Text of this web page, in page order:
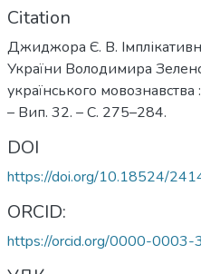
Citation
Джиджора Є. В.
України Володимира
українського
– Вип. 32. – С. 275–284.
DOI
https://doi.org/10.18524/
ORCID:
https://orcid.org/0000-